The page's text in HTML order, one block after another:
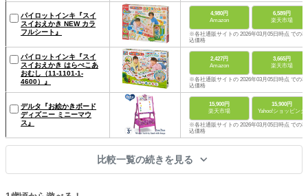
パイロットインキ『スイ
スイおえかき NEW カラ
フルシート』
4,980円
Amazon
6,589円
楽天市場
※各社通販サイトの 2026年03月05日時点 での税
込価格
パイロットインキ『スイ
スイおえかき はらぺこあ
おむし（11-1101-1-
4600）』
2,427円
Amazon
3,665円
楽天市場
※各社通販サイトの 2026年03月05日時点 での税
込価格
デルタ『お絵かきボード
ディズニー ミニーマウ
ス』
15,900円
楽天市場
15,900円
Yahoo!ショッピング
※各社通販サイトの 2026年03月05日時点 での税
込価格
比較一覧の続きを見る